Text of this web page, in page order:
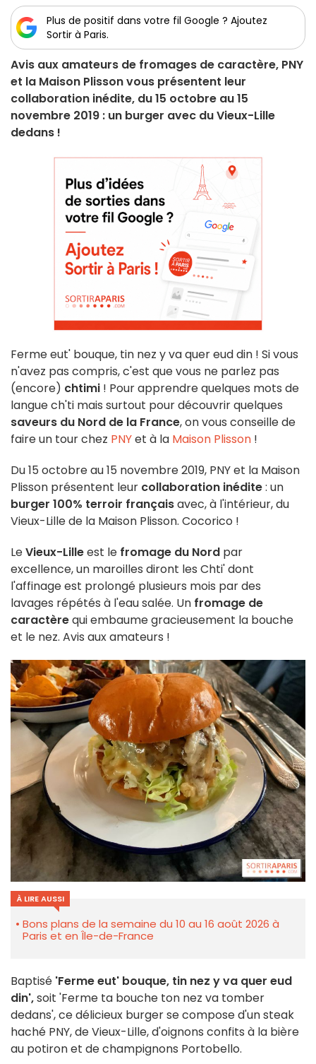
Plus de positif dans votre fil Google ? Ajoutez
Sortir à Paris.
Avis aux amateurs de fromages de caractère, PNY
et la Maison Plisson vous présentent leur
collaboration inédite, du 15 octobre au 15
novembre 2019 : un burger avec du Vieux-Lille
dedans !
Ferme eut' bouque, tin nez y va quer eud din ! Si vous
n'avez pas compris, c'est que vous ne parlez pas
(encore) chtimi ! Pour apprendre quelques mots de
langue ch'ti mais surtout pour découvrir quelques
saveurs du Nord de la France, on vous conseille de
faire un tour chez PNYet à la Maison Plisson !
Du 15 octobre au 15 novembre 2019, PNY et la Maison
Plisson présentent leur collaboration inédite: un
burger 100% terroir françaisavec, à l'intérieur, du
Vieux-Lille de la Maison Plisson. Cocorico !
LeVieux-Lilleest le fromage du Nord par
excellence, un maroilles diront les Chti' dont
l'affinage est prolongé plusieurs mois par des
lavages répétés à l'eau salée. Un fromage de
caractèrequi embaume gracieusement la bouche
et le nez. Avis aux amateurs !
À LIRE AUSSI
Bons plans de la semaine du 10 au 16 août 2026 à
Paris et en Île-de-France
Baptisé 'Ferme eut' bouque, tin nez y va quer eud
din',soit 'Ferme ta bouche ton nez va tomber
dedans', ce délicieux burger se compose d'un steak
haché PNY, de Vieux-Lille, d'oignons confits à la bière
au potiron et de champignons Portobello.